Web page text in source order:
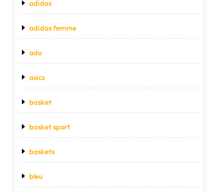
adidas
adidas femme
ado
asics
basket
basket sport
baskets
bleu